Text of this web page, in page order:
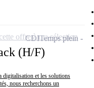
(H/F)
digitalisation et les solutions
nous recherchons un
CDITemps plein
offre à ma sélection